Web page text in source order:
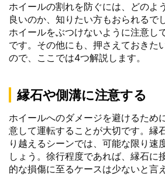
ホイールの割れを防ぐには、どのよ
良いのか、知りたい方もおられるで
ホイールをぶつけないように注意し
です。その他にも、押さえておきた
ので、ここでは4つ解説します。
縁石や側溝に注意する
ホイールへのダメージを避けるため
意して運転することが大切です。縁
り越えるシーンでは、可能な限り速
しょう。徐行程度であれば、縁石に
的な損傷に至るケースは少ないと言